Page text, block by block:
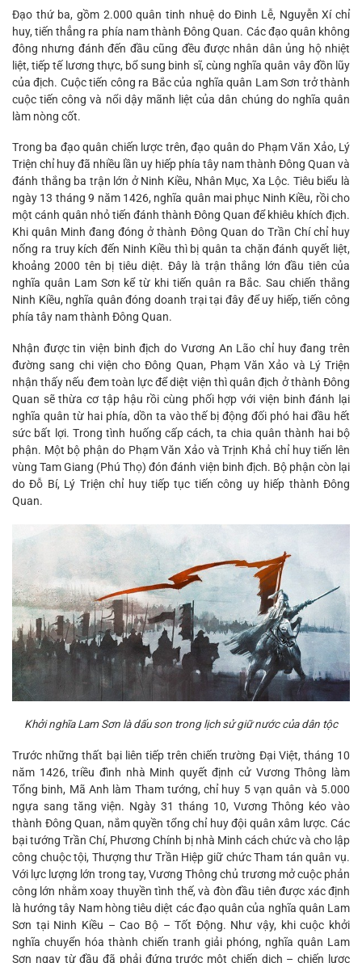
Đạo thứ ba, gồm 2.000 quân tinh nhuệ do Đinh Lễ, Nguyễn Xí chỉ
huy, tiến thẳng ra phía nam thành Đông Quan. Các đạo quân không
đông nhưng đánh đến đầu cũng đều được nhân dân ủng hộ nhiệt
liệt, tiếp tế lương thực, bổ sung binh sĩ, cùng nghĩa quân vây đồn lũy
của địch. Cuộc tiến công ra Bắc của nghĩa quân Lam Sơn trở thành
cuộc tiến công và nổi dậy mãnh liệt của dân chúng do nghĩa quân
làm nòng cốt.
Trong ba đạo quân chiến lược trên, đạo quân do Phạm Văn Xảo, Lý
Triện chỉ huy đã nhiều lần uy hiếp phía tây nam thành Đông Quan và
đánh thắng ba trận lớn ở Ninh Kiều, Nhân Mục, Xa Lộc. Tiêu biểu là
ngày 13 tháng 9 năm 1426, nghĩa quân mai phục Ninh Kiều, rồi cho
một cánh quân nhỏ tiến đánh thành Đông Quan để khiêu khích địch.
Khi quân Minh đang đóng ở thành Đông Quan do Trần Chí chỉ huy
nống ra truy kích đến Ninh Kiều thì bị quân ta chặn đánh quyết liệt,
khoảng 2000 tên bị tiêu diệt. Đây là trận thắng lớn đầu tiên của
nghĩa quân Lam Sơn kể từ khi tiến quân ra Bắc. Sau chiến thắng
Ninh Kiều, nghĩa quân đóng doanh trại tại đây để uy hiếp, tiến công
phía tây nam thành Đông Quan.
Nhận được tin viện binh địch do Vương An Lão chỉ huy đang trên
đường sang chi viện cho Đông Quan, Phạm Văn Xảo và Lý Triện
nhận thấy nếu đem toàn lực để diệt viện thì quân địch ở thành Đông
Quan sẽ thừa cơ tập hậu rồi cùng phối hợp với viện binh đánh lại
nghĩa quân từ hai phía, dồn ta vào thế bị động đối phó hai đầu hết
sức bất lợi. Trong tình huống cấp cách, ta chia quân thành hai bộ
phận. Một bộ phận do Phạm Văn Xảo và Trịnh Khả chỉ huy tiến lên
vùng Tam Giang (Phú Thọ) đón đánh viện binh địch. Bộ phận còn lại
do Đỗ Bí, Lý Triện chỉ huy tiếp tục tiến công uy hiếp thành Đông
Quan.
Khởi nghĩa Lam Sơn là dấu son trong lịch sử giữ nước của dân tộc
Trước những thất bại liên tiếp trên chiến trường Đại Việt, tháng 10
năm 1426, triều đình nhà Minh quyết định cử Vương Thông làm
Tổng binh, Mã Anh làm Tham tướng, chỉ huy 5 vạn quân và 5.000
ngựa sang tăng viện. Ngày 31 tháng 10, Vương Thông kéo vào
thành Đông Quan, nắm quyền tổng chỉ huy đội quân xâm lược. Các
bại tướng Trần Chí, Phương Chính bị nhà Minh cách chức và cho lập
công chuộc tội, Thượng thư Trần Hiệp giữ chức Tham tán quân vụ.
Với lực lượng lớn trong tay, Vương Thông chủ trương mở cuộc phản
công lớn nhằm xoay thuyền tình thế, và đòn đầu tiên được xác định
là hướng tây Nam hòng tiêu diệt các đạo quân của nghĩa quân Lam
Sơn tại Ninh Kiều – Cao Bộ – Tốt Động. Như vậy, khi cuộc khởi
nghĩa chuyển hóa thành chiến tranh giải phóng, nghĩa quân Lam
Sơn ngay từ đầu đã phải đứng trước một chiến dịch – chiến lược